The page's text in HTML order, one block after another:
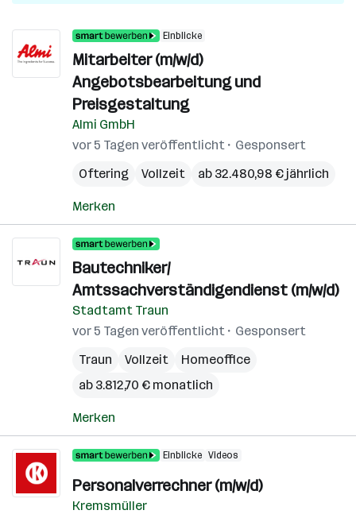
Einblicke
Mitarbeiter (m/w/d)
Angebotsbearbeitung und
Preisgestaltung
Almi GmbH
vor 5 Tagen veröffentlicht
Gesponsert
Oftering
Vollzeit ab 32.480,98 € jährlich
Merken
Bautechniker/
Amtssachverständigendienst (m/w/d)
Stadtamt Traun
vor 5 Tagen veröffentlicht
Gesponsert
Traun
Vollzeit
Homeoffice
ab 3.812,70 € monatlich
Merken
Einblicke Videos
Personalverrechner (m/w/d)
Kremsmüller